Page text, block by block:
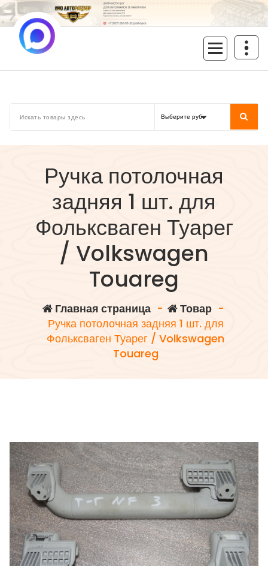
Перейти
к
содержимому
Ручка потолочная
задняя 1 шт. для
Фольксваген Туарег
/ Volkswagen
Touareg
Главная страница- Товар-
Ручка потолочная задняя 1 шт. для
Фольксваген Туарег / Volkswagen
Touareg